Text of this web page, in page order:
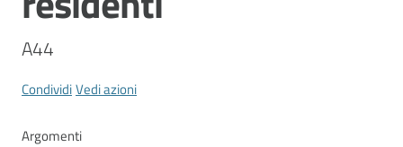
Menu selezionato
A44
CondividiVedi azioni
Argomenti